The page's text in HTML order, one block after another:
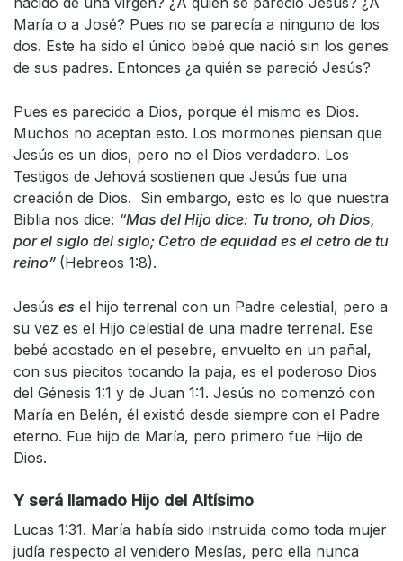
María o a José? Pues no se parecía a ninguno de los
dos. Este ha sido el único bebé que nació sin los genes
de sus padres. Entonces ¿a quién se pareció Jesús?
Pues es parecido a Dios, porque él mismo es Dios.
Muchos no aceptan esto. Los mormones piensan que
Jesús es un dios, pero no el Dios verdadero. Los
Testigos de Jehová sostienen que Jesús fue una
creación de Dios. Sin embargo, esto es lo que nuestra
Biblia nos dice: “Mas del Hijo dice: Tu trono, oh Dios,
por el siglo del siglo; Cetro de equidad es el cetro de tu
reino” (Hebreos 1:8).
Jesús es el hijo terrenal con un Padre celestial, pero a
su vez es el Hijo celestial de una madre terrenal. Ese
bebé acostado en el pesebre, envuelto en un pañal,
con sus piecitos tocando la paja, es el poderoso Dios
del Génesis 1:1 y de Juan 1:1. Jesús no comenzó con
María en Belén, él existió desde siempre con el Padre
eterno. Fue hijo de María, pero primero fue Hijo de
Dios.
Y será llamado Hijo del Altísimo
Lucas 1:31. María había sido instruida como toda mujer
judía respecto al venidero Mesías, pero ella nunca